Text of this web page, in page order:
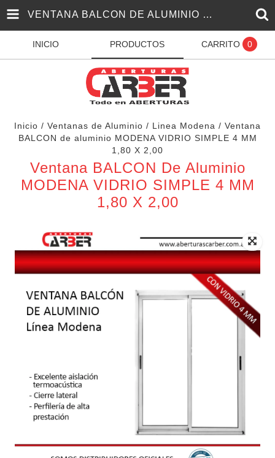
VENTANA BALCON DE ALUMINIO MODENA VIDRIO SIMPLE 4 MM 1,80 X 2,00
INICIO PRODUCTOS CARRITO 0
Inicio / Ventanas de Aluminio / Linea Modena / Ventana
BALCON de aluminio MODENA VIDRIO SIMPLE 4 MM
1,80 X 2,00
Ventana BALCON De Aluminio
MODENA VIDRIO SIMPLE 4 MM
1,80 X 2,00